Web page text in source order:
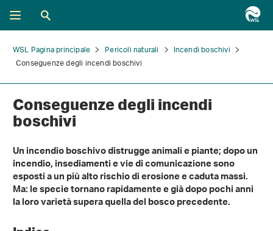
WSL Pagina principale Pericoli naturali
Incendi boschivi
Conseguenze degli incendi boschivi
Conseguenze degli incendi
boschivi
Un incendio boschivo distrugge animali e piante; dopo un
incendio, insediamenti e vie di comunicazione sono
esposti a un più alto rischio di erosione e caduta massi.
Ma: le specie tornano rapidamente e già dopo pochi anni
la loro varietà supera quella del bosco precedente.